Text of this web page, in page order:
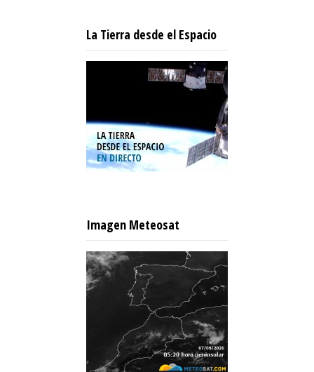
La Tierra desde el Espacio
Imagen Meteosat